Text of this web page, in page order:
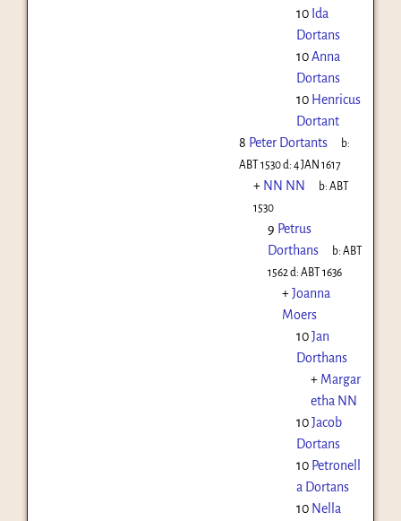
10 Ida
Dortans
10Anna
Dortans
10 Henricus
Dortant
8 Peter Dortants
b:
ABT 1530d: 4 JAN 1617
+ NN NN b:ABT
1530
9 Petrus
Dorthans
b:ABT
1562 d: ABT 1636
+Joanna
Moers
10Jan
Dorthans
+ Margar
etha NN
10Jacob
Dortans
10 Petronell
a Dortans
10 Nella